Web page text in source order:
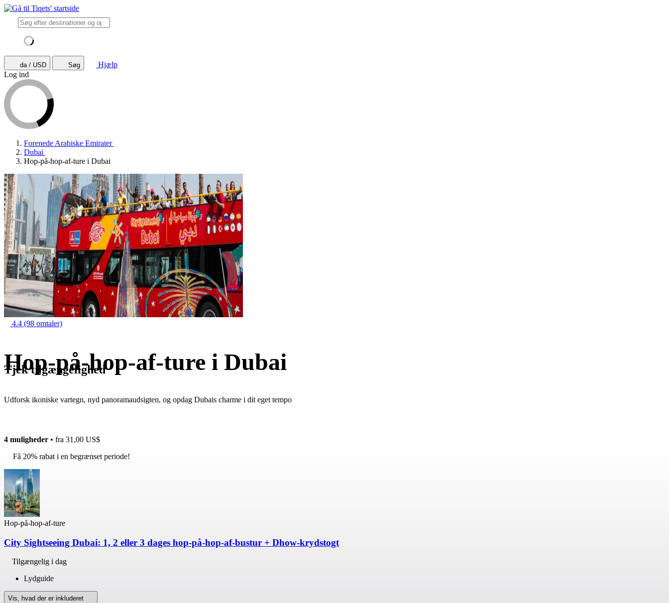
da / USD Søg
Hjælp
Log ind
Forenede Arabiske Emirater
Dubai
Hop-på-hop-af-ture i Dubai
4.4 (98 omtaler)
Hop-på-hop-af-ture i Dubai
Udforsk ikoniske vartegn, nyd panoramaudsigten, og opdag Dubais charme i dit eget tempo
Tjek tilgængelighed
4 muligheder • fra 31,00 US$
Få 20% rabat i en begrænset periode!
Hop-på-hop-af-ture
City Sightseeing Dubai: 1, 2 eller 3 dages hop-på-hop-af-bustur + Dhow-krydstogt
Tilgængelig i dag
Lydguide
Vis, hvad der er inkluderet